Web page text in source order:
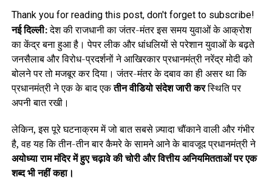
Thank you for reading this post, don't forget to subscribe!
नई दिल्ली:देश की राजधानी का जंतर-मंतर इस समय युवाओं के आक्रोश
का केंद्र बना हुआ है। पेपर लीक और धांधलियों से परेशान युवाओं के बढ़ते
जनसैलाब और विरोध-प्रदर्शनों ने आखिरकार प्रधानमंत्री नरेंद्र मोदी को
बोलने पर तो मजबूर कर दिया। जंतर-मंतर के दबाव का ही असर था कि
प्रधानमंत्री ने एक के बाद एकतीन वीडियो संदेश जारी करस्थिति पर
अपनी बात रखी।
लेकिन, इस पूरे घटनाक्रम में जो बात सबसे ज़्यादा चौंकाने वाली और गंभीर
है, वह यह कि तीन-तीन बार कैमरे के सामने आने के बावजूद प्रधानमंत्री ने
अयोध्या राम मंदिर में हुए चढ़ावे की चोरी और वित्तीय अनियमितताओं पर एक
शब्द भी नहीं कहा।